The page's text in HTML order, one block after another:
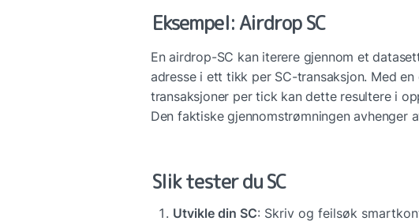
Eksempel: Airdrop SC
En airdrop-SC kan iterere gjennom et
adresse i ett tikk per SC-transaksjon. Med
transaksjoner per tick kan dette resultere i
Den faktiske gjennomstrømningen avhenger
Slik tester du SC
Utvikle din SC: Skriv og feilsøk